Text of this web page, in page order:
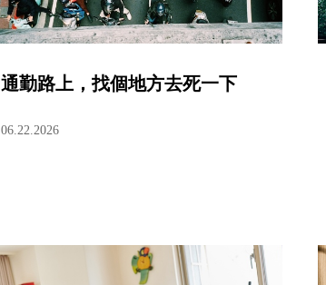
通勤路上，找個地方去死一下
06.22.2026